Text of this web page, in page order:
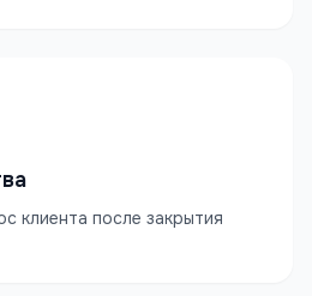
клиента после закрытия